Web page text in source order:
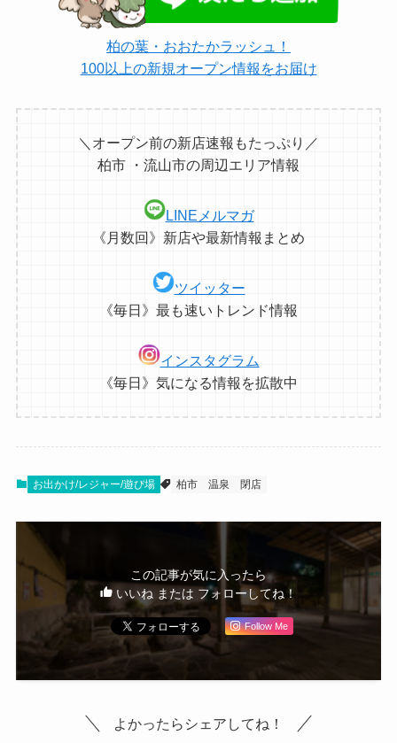
柏の葉・おおたかラッシュ！
100以上の新規オープン情報をお届け
＼オープン前の新店速報もたっぷり／
柏市 ・流山市の周辺エリア情報
LINEメルマガ
《月数回》新店や最新情報まとめ
ツイッター
《毎日》最も速いトレンド情報
インスタグラム
《毎日》気になる情報を拡散中
お出かけ/レジャー/遊び場 柏市 温泉 閉店
この記事が気に入ったら
いいね または フォローしてね！
Follow Me
よかったらシェアしてね！